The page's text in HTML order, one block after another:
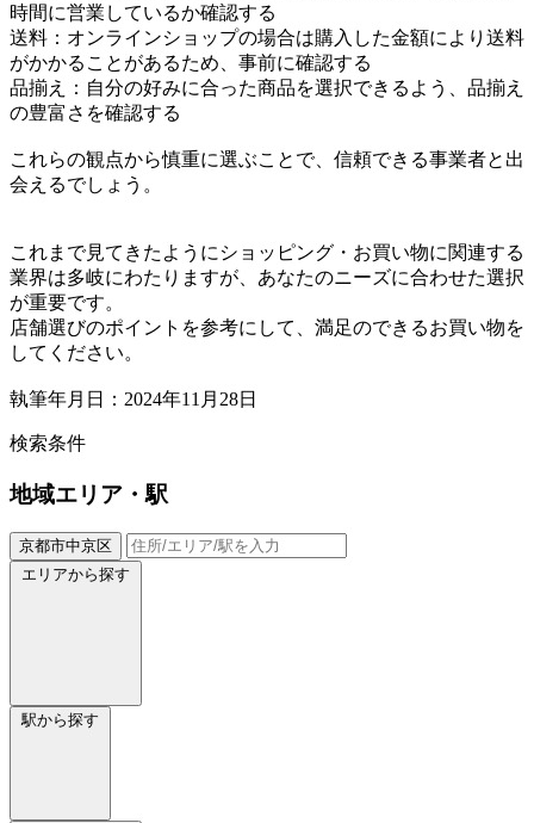
時間に営業しているか確認する
送料：オンラインショップの場合は購入した金額により送料
がかかることがあるため、事前に確認する
品揃え：自分の好みに合った商品を選択できるよう、品揃え
の豊富さを確認する
これらの観点から慎重に選ぶことで、信頼できる事業者と出
会えるでしょう。
これまで見てきたようにショッピング・お買い物に関連する
業界は多岐にわたりますが、あなたのニーズに合わせた選択
が重要です。
店舗選びのポイントを参考にして、満足のできるお買い物を
してください。
執筆年月日：2024年11月28日
検索条件
地域エリア・駅
京都市中京区
エリアから探す
駅から探す